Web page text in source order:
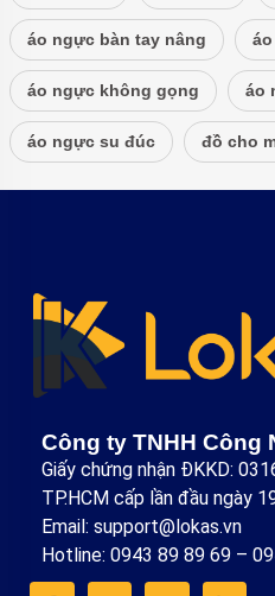
áo ngực bàn tay nâng
áo ngực không gọng áo
áo ngực su đúc đồ cho
Công ty TNHH Công
Giấy chứng nhận ĐKKD:
TP.HCM cấp lần đầu ngày
Email: support@lokas.vn
Hotline: 0943 89 89 69 –